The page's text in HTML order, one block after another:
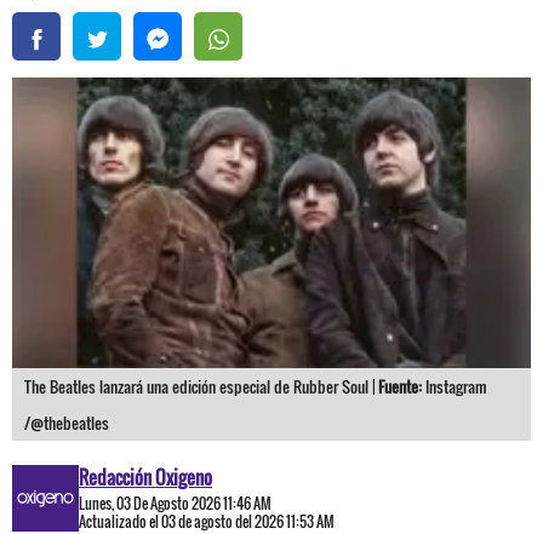
The Beatles lanzará una edición especial de Rubber Soul |Fuente: Instagram
/@thebeatles
Redacción Oxigeno
Lunes, 03 De Agosto 2026 11:46 AM
Actualizado el 03 de agosto del 2026 11:53 AM